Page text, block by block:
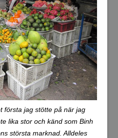
första jag stötte på när jag
lika stor och känd som Binh
största marknad. Alldeles